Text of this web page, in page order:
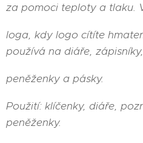
za pomoci teploty a tlaku.
loga, kdy logo cítíte
používá na diáře,
peněženky a pásky.
Použití: klíčenky, diáře,
peněženky.